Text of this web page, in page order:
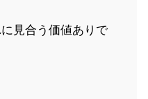
見合う価値ありで